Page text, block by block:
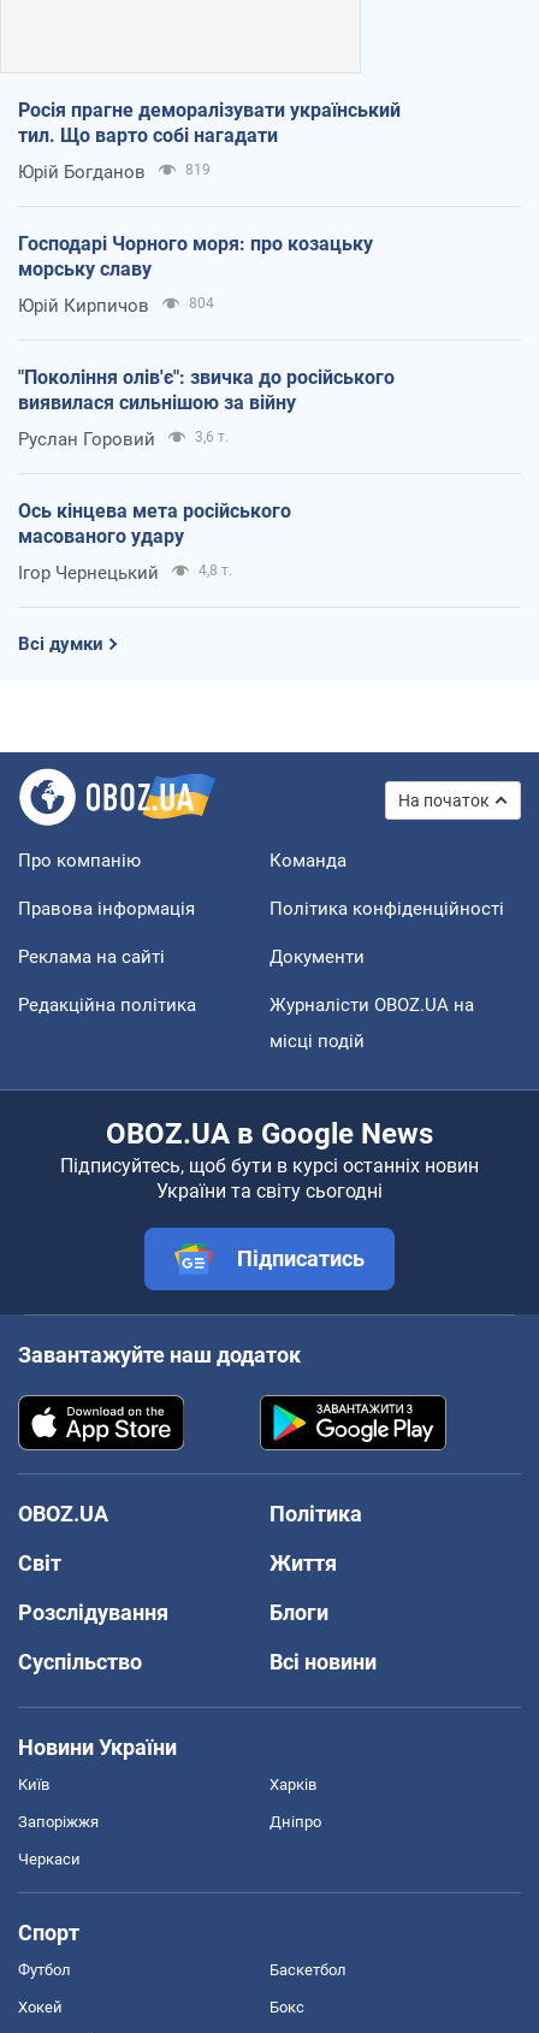
Росія прагне деморалізувати український
тил. Що варто собі нагадати
Юрій Богданов 819
Господарі Чорного моря: про козацьку
морську славу
Юрій Кирпичов 804
"Покоління олів'є": звичка до російського
виявилася сильнішою за війну
Руслан Горовий 3,6 т.
Ось кінцева мета російського
масованого удару
Ігор Чернецький 4,8 т.
Всі думки
На початок
Про компанію Команда
Правова інформація Політика конфіденційності
Реклама на сайті Документи
Редакційна політика
Журналісти OBOZ.UA на
місці подій
OBOZ.UA в Google News
Підписуйтесь, щоб бути в курсі останніх новин
України та світу сьогодні
Підписатись
Завантажуйте наш додаток
OBOZ.UA
Політика
Світ
Життя
Розслідування
Блоги
Суспільство
Всі новини
Новини України
Київ Харків
Запоріжжя Дніпро
Черкаси
Спорт
Футбол Баскетбол
Хокей Бокс